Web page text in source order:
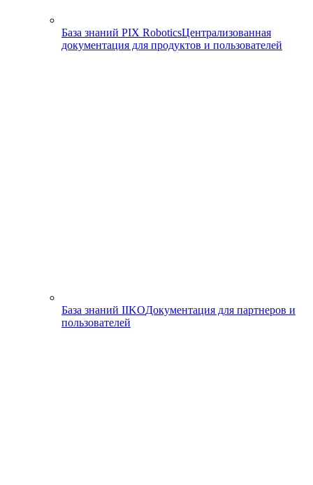
База знаний PIX RoboticsЦентрализованная
документация для продуктов и пользователей
База знаний IIKOДокументация для партнеров и
пользователей